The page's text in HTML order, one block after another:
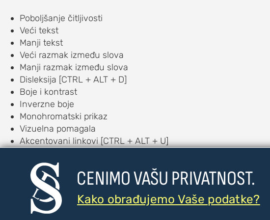
CENIMO VAŠU PRIVATNOST.
Kako obrađujemo Vaše podatke?
Poboljšanje čitljivosti
Veći tekst
Manji tekst
Veći razmak između slova
Manji razmak između slova
Disleksija [CTRL + ALT + D]
Boje i kontrast
Inverzne boje
Monohromatski prikaz
Vizuelna pomagala
Akcentovani linkovi [CTRL + ALT + U]
Vodič za čitanje [CTRL + ALT + R]
Čitač [CTRL + ALT + V]
Auditorna pomagala
Text to Speech [CTRL + ALT + T]
Speech to Text [CTRL + ALT + S]